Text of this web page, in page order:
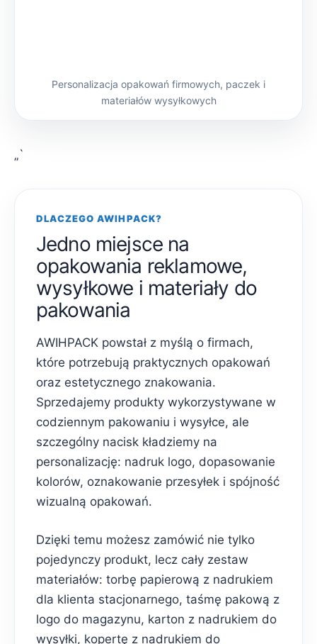
Personalizacja opakowań firmowych, paczek i
materiałów wysyłkowych
„`
DLACZEGO AWIHPACK?
Jedno miejsce na
opakowania reklamowe,
wysyłkowe i materiały do
pakowania
AWIHPACK powstał z myślą o firmach,
które potrzebują praktycznych opakowań
oraz estetycznego znakowania.
Sprzedajemy produkty wykorzystywane w
codziennym pakowaniu i wysyłce, ale
szczególny nacisk kładziemy na
personalizację: nadruk logo, dopasowanie
kolorów, oznakowanie przesyłek i spójność
wizualną opakowań.
Dzięki temu możesz zamówić nie tylko
pojedynczy produkt, lecz cały zestaw
materiałów: torbę papierową z nadrukiem
dla klienta stacjonarnego, taśmę pakową z
logo do magazynu, karton z nadrukiem do
wysyłki, kopertę z nadrukiem do